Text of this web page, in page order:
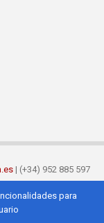
| (+34) 952 885 597
para